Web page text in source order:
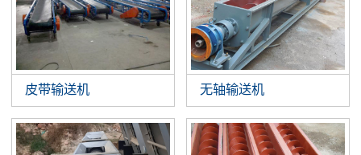
皮带输送机 无轴输送机